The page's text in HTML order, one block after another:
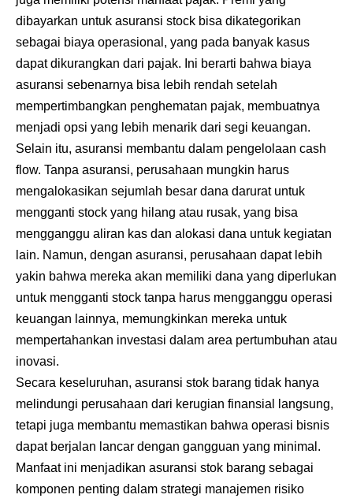
dibayarkan untuk asuransi stock bisa dikategorikan
sebagai biaya operasional, yang pada banyak kasus
dapat dikurangkan dari pajak. Ini berarti bahwa biaya
asuransi sebenarnya bisa lebih rendah setelah
mempertimbangkan penghematan pajak, membuatnya
menjadi opsi yang lebih menarik dari segi keuangan.
Selain itu, asuransi membantu dalam pengelolaan cash
flow. Tanpa asuransi, perusahaan mungkin harus
mengalokasikan sejumlah besar dana darurat untuk
mengganti stock yang hilang atau rusak, yang bisa
mengganggu aliran kas dan alokasi dana untuk kegiatan
lain. Namun, dengan asuransi, perusahaan dapat lebih
yakin bahwa mereka akan memiliki dana yang diperlukan
untuk mengganti stock tanpa harus mengganggu operasi
keuangan lainnya, memungkinkan mereka untuk
mempertahankan investasi dalam area pertumbuhan atau
inovasi.
Secara keseluruhan, asuransi stok barang tidak hanya
melindungi perusahaan dari kerugian finansial langsung,
tetapi juga membantu memastikan bahwa operasi bisnis
dapat berjalan lancar dengan gangguan yang minimal.
Manfaat ini menjadikan asuransi stok barang sebagai
komponen penting dalam strategi manajemen risiko